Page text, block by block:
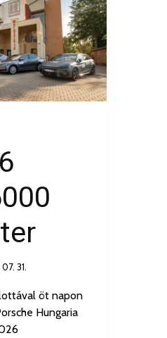
31.
öt napon
Hungaria